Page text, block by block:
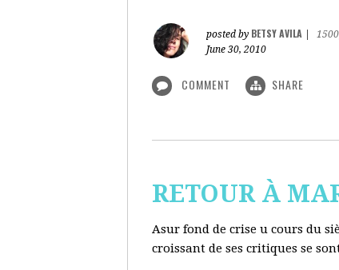
posted by BETSY AVILA
June 30, 2010
COMMENT SHARE
RETOUR À
Asur fond de crise u cours du
croissant de ses critiques se